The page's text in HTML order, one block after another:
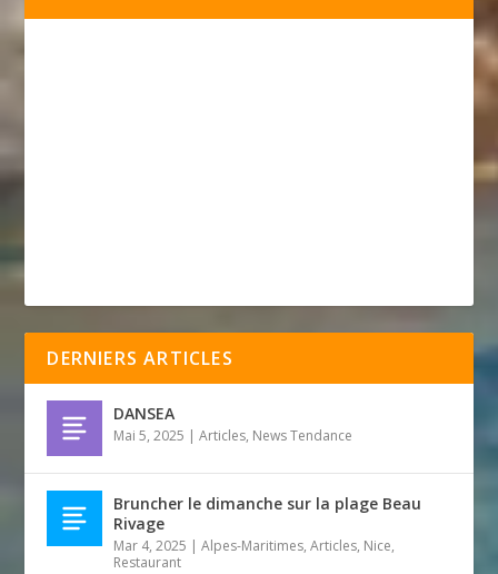
DERNIERS ARTICLES
DANSEA
Mai 5, 2025 |Articles, News Tendance
Bruncher le dimanche sur la plage Beau
Rivage
Mar 4, 2025 |Alpes-Maritimes,Articles, Nice,
Restaurant